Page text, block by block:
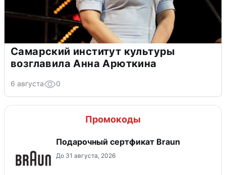
Самарский институт культуры
возглавила Анна Арюткина
6 августа 0
Промокоды
Подарочный сертфикат Braun
До 31 августа, 2026